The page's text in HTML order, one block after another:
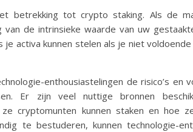
betrekking tot crypto staking. Als de
de intrinsieke waarde van uw
je activa kunnen stelen als je niet
enthousiastelingen de risico’s en
Er zijn veel nuttige bronnen
cryptomunten kunnen staken en hoe
te bestuderen, kunnen technologie-